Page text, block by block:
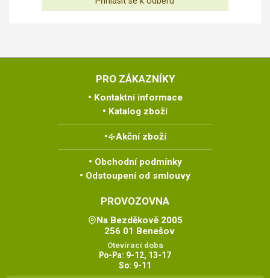
PRO ZÁKAZNÍKY
Kontaktní informace
Katalog zboží
Akční zboží
Obchodní podmínky
Odstoupení od smlouvy
PROVOZOVNA
Na Bezděkově 2005
256 01 Benešov
Otevírací doba
Po-Pa: 9-12, 13-17
So: 9-11